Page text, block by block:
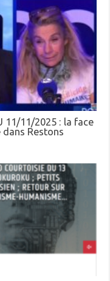
11/11/2025 : la face
Restons